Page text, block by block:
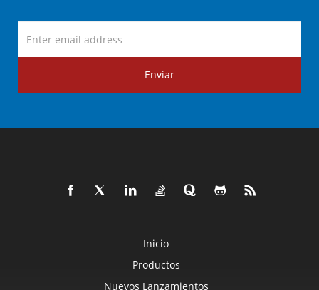
Enviar
Inicio
Productos
Nuevos Lanzamientos